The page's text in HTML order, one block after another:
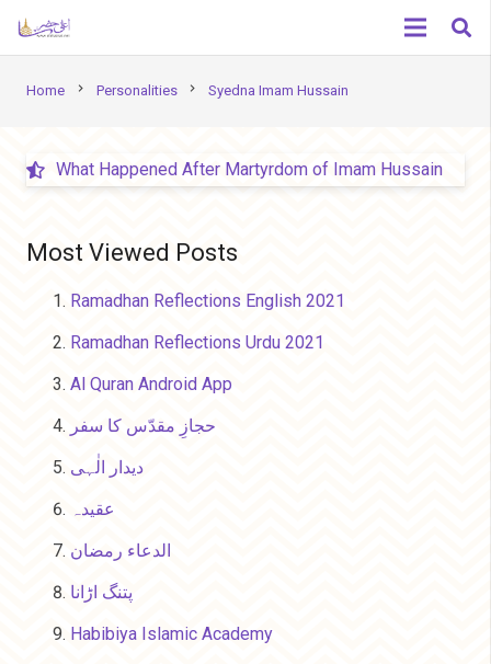
Home chevron_right Personalities chevron_right Syedna Imam Hussain
What Happened After Martyrdom of Imam Hussain
Most Viewed Posts
Ramadhan Reflections English 2021
Ramadhan Reflections Urdu 2021
Al Quran Android App
حجازِ مقدّس کا سفر
دیدار الٰہی
عقیدہ
الدعاء رمضان
پتنگ اڑانا
Habibiya Islamic Academy